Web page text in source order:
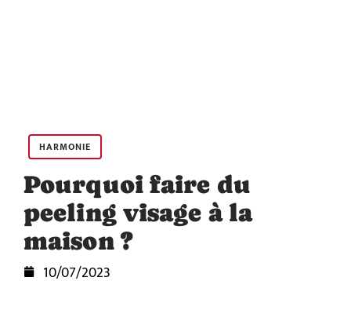
HARMONIE
Pourquoi faire du
peeling visage à la
maison ?
10/07/2023